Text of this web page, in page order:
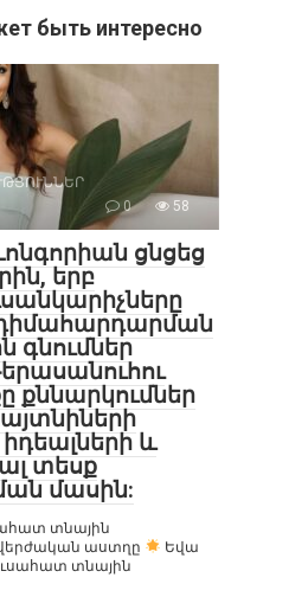
быть интересно
0
58
ցնցեց
երբ
գնումներ
քննարկումներ
և
տեսք
մասին:
տնային
աստղը
Եվա
տնային